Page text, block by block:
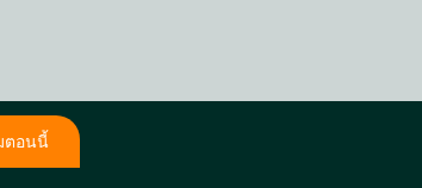
ตอนนี้